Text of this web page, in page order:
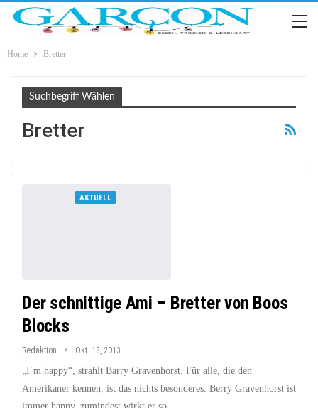
Home Bretter
Suchbegriff Wählen
Bretter
AKTUELL
Der schnittige Ami – Bretter von Boos
Blocks
Redaktion Okt. 18, 2013
„I´m happy“, strahlt Barry Gravenhorst. Für alle, die den
Amerikaner kennen, ist das nichts besonderes. Berry Gravenhorst ist